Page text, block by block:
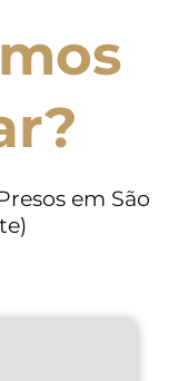
em São